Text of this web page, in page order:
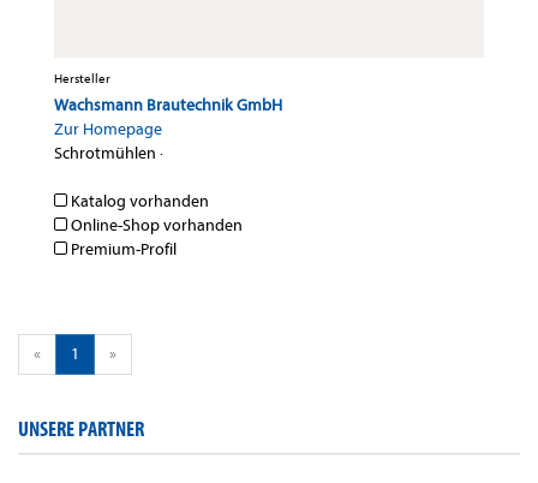
Hersteller
Wachsmann Brautechnik GmbH
Zur Homepage
Schrotmühlen ·
Katalog vorhanden
Online-Shop vorhanden
Premium-Profil
« 1 »
UNSERE PARTNER